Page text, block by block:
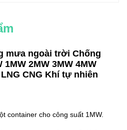
mưa ngoài trời Chống
2MW 3MW 4MW
CNG Khí tự nhiên
container cho công suất 1MW.